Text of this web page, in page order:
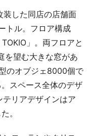
した同店の店舗面
トル。フロア構成
」。両フロアと
を望む大きな窓があ
のオブジェ8000個で
スペース全体のデザ
リアデザインはア
。